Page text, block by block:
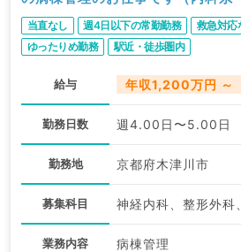
当直なし 週4日以下の常勤勤務 救急対応
ゆったりめ勤務
駅近・徒歩圏内
給与 年収1,200万円 ～
勤務日数 週4.00日〜5.00日
勤務地 京都府木津川市
募集科目
業務内容 病棟管理